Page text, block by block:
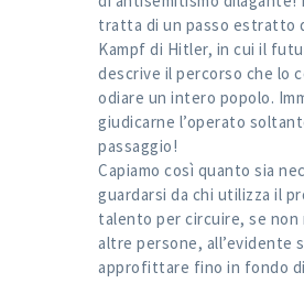
tratta di un passo estratto
Kampf di Hitler, in cui il
descrive il percorso che lo
odiare un intero popolo.
giudicarne l’operato
passaggio!
Capiamo così quanto sia
guardarsi da chi utilizza il
talento per circuire, se non
altre persone, all’evidente
approfittare fino in fondo